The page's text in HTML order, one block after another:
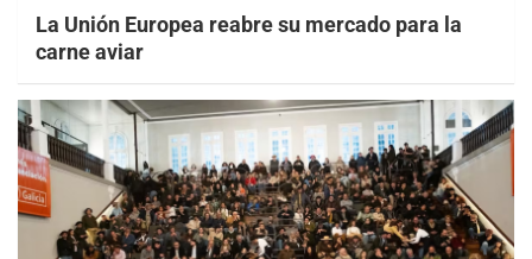
La Unión Europea reabre su mercado para la
carne aviar